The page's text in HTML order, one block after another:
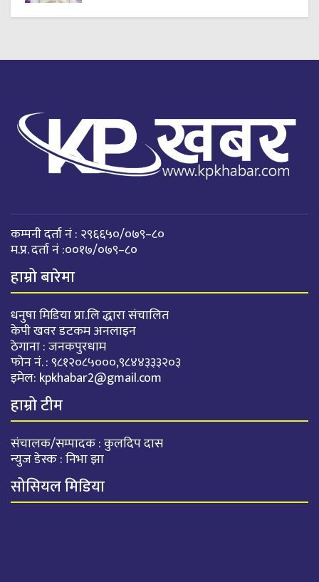
कम्पनी दर्ता नं : २९६६५०/०७९–८०
म.प्र. दर्ता नं :००१७/०७९–८०
हाम्रो बारेमा
धनुषा मिडिया प्रा.लि द्धारा संचालित
केपी खवर डटकम अनलाइन
ठेगाना : जनकपुरधाम
फोन नं. : ९८१२०८५०००,९८४४३३३२०३
इमेल: kpkhabar2@gmail.com
हाम्रो टीम
संचालक/सम्पादक : कुलदिप दास
न्युज डेस्क : निभा झा
सोसियल मिडिया